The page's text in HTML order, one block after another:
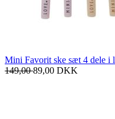
Mini Favorit ske sæt 4 dele i
149,0089,00 DKK